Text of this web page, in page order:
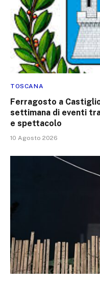
TOSCANA
Ferragosto a
settimana di eventi
e spettacolo
10 Agosto 2026